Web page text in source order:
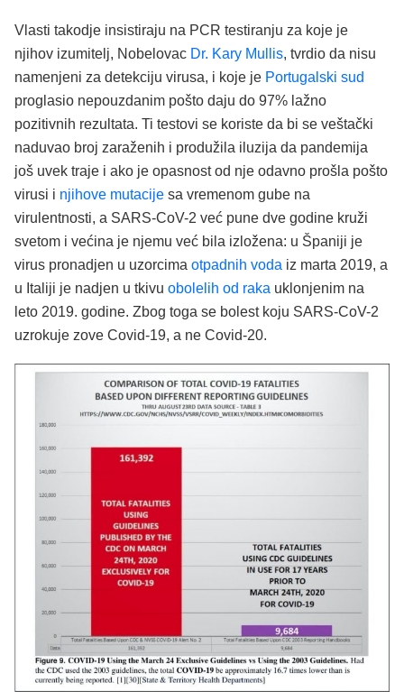
Vlasti takodje insistiraju na PCR testiranju za koje je
njihov izumitelj, Nobelovac Dr. Kary Mullis, tvrdio da nisu
namenjeni za detekciju virusa, i koje je Portugalski sud
proglasio nepouzdanim pošto daju do 97% lažno
pozitivnih rezultata. Ti testovi se koriste da bi se veštački
naduvao broj zaraženih i produžila iluzija da pandemija
još uvek traje i ako je opasnost od nje odavno prošla pošto
virusi i njihove mutacije sa vremenom gube na
virulentnosti, a SARS-CoV-2 već pune dve godine kruži
svetom i većina je njemu već bila izložena: u Španiji je
virus pronadjen u uzorcima otpadnih voda iz marta 2019, a
u Italiji je nadjen u tkivu obolelih od raka uklonjenim na
leto 2019. godine. Zbog toga se bolest koju SARS-CoV-2
uzrokuje zove Covid-19, a ne Covid-20.